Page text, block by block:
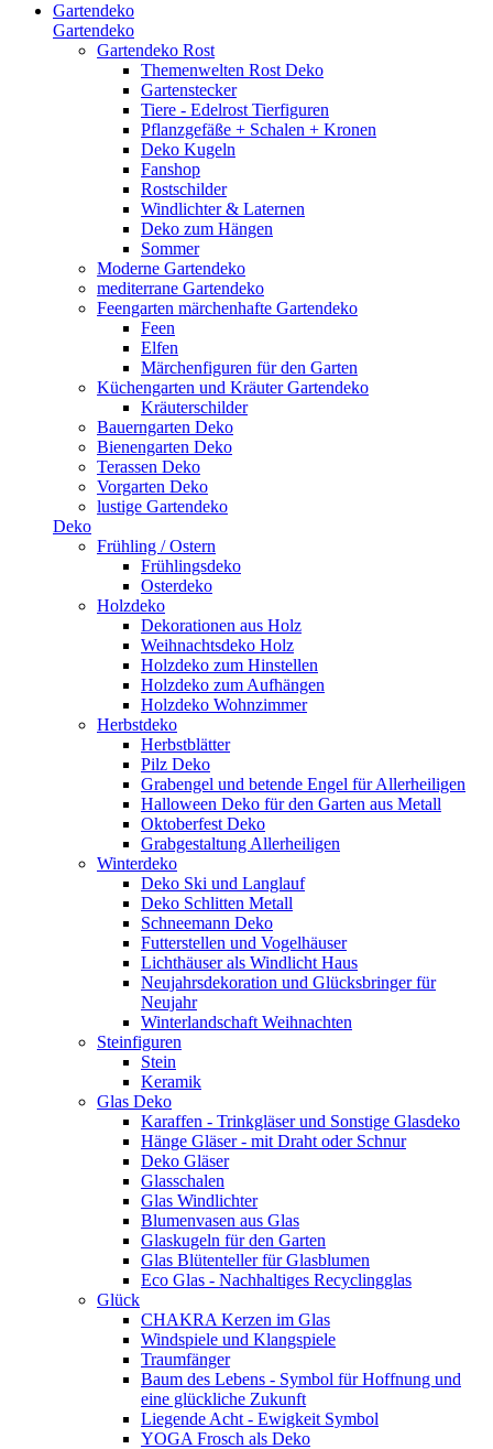
Gartendeko
Gartendeko
Gartendeko Rost
Themenwelten Rost Deko
Gartenstecker
Tiere - Edelrost Tierfiguren
Pflanzgefäße + Schalen + Kronen
Deko Kugeln
Fanshop
Rostschilder
Windlichter & Laternen
Deko zum Hängen
Sommer
Moderne Gartendeko
mediterrane Gartendeko
Feengarten märchenhafte Gartendeko
Feen
Elfen
Märchenfiguren für den Garten
Küchengarten und Kräuter Gartendeko
Kräuterschilder
Bauerngarten Deko
Bienengarten Deko
Terassen Deko
Vorgarten Deko
lustige Gartendeko
Deko
Frühling / Ostern
Frühlingsdeko
Osterdeko
Holzdeko
Dekorationen aus Holz
Weihnachtsdeko Holz
Holzdeko zum Hinstellen
Holzdeko zum Aufhängen
Holzdeko Wohnzimmer
Herbstdeko
Herbstblätter
Pilz Deko
Grabengel und betende Engel für Allerheiligen
Halloween Deko für den Garten aus Metall
Oktoberfest Deko
Grabgestaltung Allerheiligen
Winterdeko
Deko Ski und Langlauf
Deko Schlitten Metall
Schneemann Deko
Futterstellen und Vogelhäuser
Lichthäuser als Windlicht Haus
Neujahrsdekoration und Glücksbringer für
Neujahr
Winterlandschaft Weihnachten
Steinfiguren
Stein
Keramik
Glas Deko
Karaffen - Trinkgläser und Sonstige Glasdeko
Hänge Gläser - mit Draht oder Schnur
Deko Gläser
Glasschalen
Glas Windlichter
Blumenvasen aus Glas
Glaskugeln für den Garten
Glas Blütenteller für Glasblumen
Eco Glas - Nachhaltiges Recyclingglas
Glück
CHAKRA Kerzen im Glas
Windspiele und Klangspiele
Traumfänger
Baum des Lebens - Symbol für Hoffnung und
eine glückliche Zukunft
Liegende Acht - Ewigkeit Symbol
YOGA Frosch als Deko